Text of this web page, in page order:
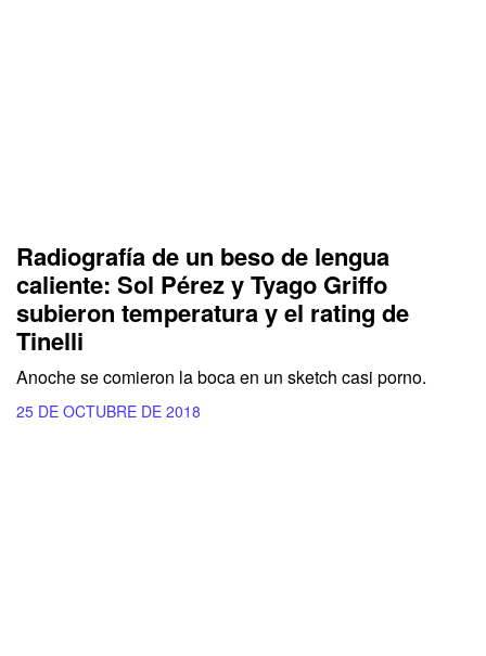
Radiografía de un beso de lengua
caliente: Sol Pérez y Tyago Griffo
subieron temperatura y el rating de
Tinelli
Anoche se comieron la boca en un sketch casi porno.
25 DE OCTUBRE DE 2018